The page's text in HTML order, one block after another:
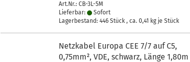
Art.Nr.: CB-3L-5M
Lieferbar:
Sofort
Lagerbestand: 446 Stück , ca.0,41 kg je Stück
Netzkabel Europa CEE 7/7 auf C5,
0,75mm², VDE, schwarz, Länge 1,80m